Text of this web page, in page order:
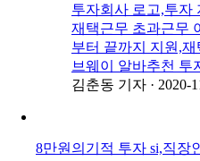
투자회사 로고,투자
재택근무 초과근무
부터 끝까지 지원,
브웨이 알바추천 투
김춘동 기자 · 2020-
8만원의기적 투자 si,직장